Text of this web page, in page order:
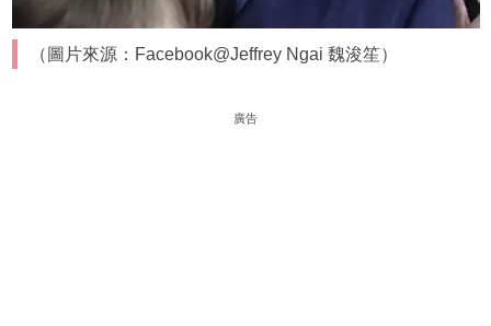
（圖片來源：Facebook@Jeffrey Ngai 魏浚笙）
廣告